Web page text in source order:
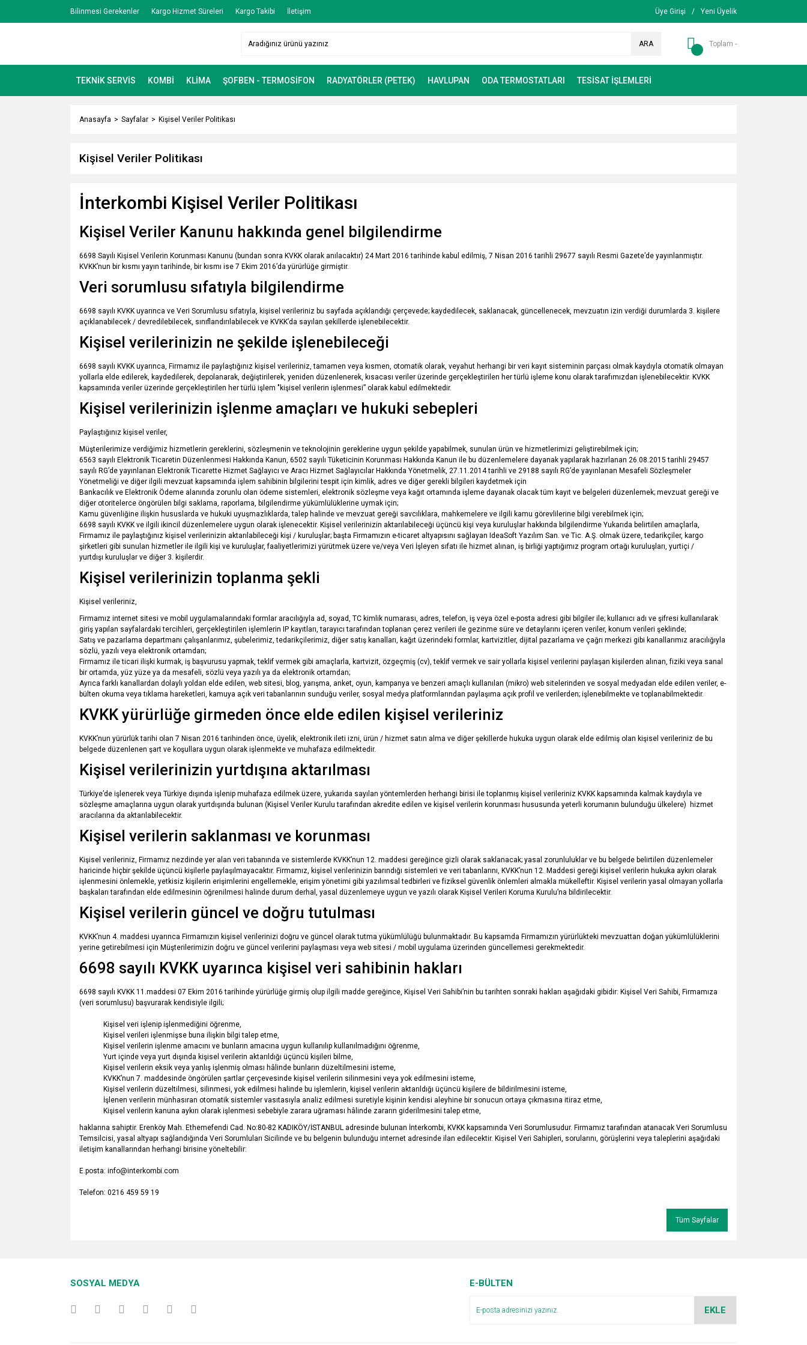
Bilinmesi Gerekenler Kargo Hizmet Süreleri Kargo Takibi İletişim Üye Girişi / Yeni Üyelik
ARA Toplam -
TEKNİK SERVİS KOMBİ KLİMA ŞOFBEN - TERMOSİFON RADYATÖRLER (PETEK) HAVLUPAN ODA TERMOSTATLARI TESİSAT İŞLEMLERİ
Anasayfa Sayfalar Kişisel Veriler Politikası
Kişisel Veriler Politikası
İnterkombi Kişisel Veriler Politikası
Kişisel Veriler Kanunu hakkında genel bilgilendirme
6698 Sayılı Kişisel Verilerin Korunması Kanunu (bundan sonra KVKK olarak anılacaktır) 24 Mart 2016 tarihinde kabul edilmiş, 7 Nisan 2016 tarihli 29677 sayılı Resmi Gazete’de yayınlanmıştır.
KVKK’nun bir kısmı yayın tarihinde, bir kısmı ise 7 Ekim 2016’da yürürlüğe girmiştir.
Veri sorumlusu sıfatıyla bilgilendirme
6698 sayılı KVKK uyarınca ve Veri Sorumlusu sıfatıyla, kişisel verileriniz bu sayfada açıklandığı çerçevede; kaydedilecek, saklanacak, güncellenecek, mevzuatın izin verdiği durumlarda 3. kişilere
açıklanabilecek / devredilebilecek, sınıflandırılabilecek ve KVKK’da sayılan şekillerde işlenebilecektir.
Kişisel verilerinizin ne şekilde işlenebileceği
6698 sayılı KVKK uyarınca, Firmamız ile paylaştığınız kişisel verileriniz, tamamen veya kısmen, otomatik olarak, veyahut herhangi bir veri kayıt sisteminin parçası olmak kaydıyla otomatik olmayan
yollarla elde edilerek, kaydedilerek, depolanarak, değiştirilerek, yeniden düzenlenerek, kısacası veriler üzerinde gerçekleştirilen her türlü işleme konu olarak tarafımızdan işlenebilecektir. KVKK
kapsamında veriler üzerinde gerçekleştirilen her türlü işlem "kişisel verilerin işlenmesi” olarak kabul edilmektedir.
Kişisel verilerinizin işlenme amaçları ve hukuki sebepleri
Paylaştığınız kişisel veriler,
Müşterilerimize verdiğimiz hizmetlerin gereklerini, sözleşmenin ve teknolojinin gereklerine uygun şekilde yapabilmek, sunulan ürün ve hizmetlerimizi geliştirebilmek için;
6563 sayılı Elektronik Ticaretin Düzenlenmesi Hakkında Kanun, 6502 sayılı Tüketicinin Korunması Hakkında Kanun ile bu düzenlemelere dayanak yapılarak hazırlanan 26.08.2015 tarihli 29457
sayılı RG’de yayınlanan Elektronik Ticarette Hizmet Sağlayıcı ve Aracı Hizmet Sağlayıcılar Hakkında Yönetmelik, 27.11.2014 tarihli ve 29188 sayılı RG’de yayınlanan Mesafeli Sözleşmeler
Yönetmeliği ve diğer ilgili mevzuat kapsamında işlem sahibinin bilgilerini tespit için kimlik, adres ve diğer gerekli bilgileri kaydetmek için
Bankacılık ve Elektronik Ödeme alanında zorunlu olan ödeme sistemleri, elektronik sözleşme veya kağıt ortamında işleme dayanak olacak tüm kayıt ve belgeleri düzenlemek; mevzuat gereği ve
diğer otoritelerce öngörülen bilgi saklama, raporlama, bilgilendirme yükümlülüklerine uymak için;
Kamu güvenliğine ilişkin hususlarda ve hukuki uyuşmazlıklarda, talep halinde ve mevzuat gereği savcılıklara, mahkemelere ve ilgili kamu görevlilerine bilgi verebilmek için;
6698 sayılı KVKK ve ilgili ikincil düzenlemelere uygun olarak işlenecektir. Kişisel verilerinizin aktarılabileceği üçüncü kişi veya kuruluşlar hakkında bilgilendirme Yukarıda belirtilen amaçlarla,
Firmamız ile paylaştığınız kişisel verilerinizin aktarılabileceği kişi / kuruluşlar; başta Firmamızın e-ticaret altyapısını sağlayan IdeaSoft Yazılım San. ve Tic. A.Ş. olmak üzere, tedarikçiler, kargo
şirketleri gibi sunulan hizmetler ile ilgili kişi ve kuruluşlar, faaliyetlerimizi yürütmek üzere ve/veya Veri İşleyen sıfatı ile hizmet alınan, iş birliği yaptığımız program ortağı kuruluşları, yurtiçi /
yurtdışı kuruluşlar ve diğer 3. kişilerdir.
Kişisel verilerinizin toplanma şekli
Kişisel verileriniz,
Firmamız internet sitesi ve mobil uygulamalarındaki formlar aracılığıyla ad, soyad, TC kimlik numarası, adres, telefon, iş veya özel e-posta adresi gibi bilgiler ile; kullanıcı adı ve şifresi kullanılarak
giriş yapılan sayfalardaki tercihleri, gerçekleştirilen işlemlerin IP kayıtları, tarayıcı tarafından toplanan çerez verileri ile gezinme süre ve detaylarını içeren veriler, konum verileri şeklinde;
Satış ve pazarlama departmanı çalışanlarımız, şubelerimiz, tedarikçilerimiz, diğer satış kanalları, kağıt üzerindeki formlar, kartvizitler, dijital pazarlama ve çağrı merkezi gibi kanallarımız aracılığıyla
sözlü, yazılı veya elektronik ortamdan;
Firmamız ile ticari ilişki kurmak, iş başvurusu yapmak, teklif vermek gibi amaçlarla, kartvizit, özgeçmiş (cv), teklif vermek ve sair yollarla kişisel verilerini paylaşan kişilerden alınan, fiziki veya sanal
bir ortamda, yüz yüze ya da mesafeli, sözlü veya yazılı ya da elektronik ortamdan;
Ayrıca farklı kanallardan dolaylı yoldan elde edilen, web sitesi, blog, yarışma, anket, oyun, kampanya ve benzeri amaçlı kullanılan (mikro) web sitelerinden ve sosyal medyadan elde edilen veriler, e-
bülten okuma veya tıklama hareketleri, kamuya açık veri tabanlarının sunduğu veriler, sosyal medya platformlarından paylaşıma açık profil ve verilerden; işlenebilmekte ve toplanabilmektedir.
KVKK yürürlüğe girmeden önce elde edilen kişisel verileriniz
KVKK’nun yürürlük tarihi olan 7 Nisan 2016 tarihinden önce, üyelik, elektronik ileti izni, ürün / hizmet satın alma ve diğer şekillerde hukuka uygun olarak elde edilmiş olan kişisel verileriniz de bu
belgede düzenlenen şart ve koşullara uygun olarak işlenmekte ve muhafaza edilmektedir.
Kişisel verilerinizin yurtdışına aktarılması
Türkiye’de işlenerek veya Türkiye dışında işlenip muhafaza edilmek üzere, yukarıda sayılan yöntemlerden herhangi birisi ile toplanmış kişisel verileriniz KVKK kapsamında kalmak kaydıyla ve
sözleşme amaçlarına uygun olarak yurtdışında bulunan (Kişisel Veriler Kurulu tarafından akredite edilen ve kişisel verilerin korunması hususunda yeterli korumanın bulunduğu ülkelere) hizmet
aracılarına da aktarılabilecektir.
Kişisel verilerin saklanması ve korunması
Kişisel verileriniz, Firmamız nezdinde yer alan veri tabanında ve sistemlerde KVKK’nun 12. maddesi gereğince gizli olarak saklanacak; yasal zorunluluklar ve bu belgede belirtilen düzenlemeler
haricinde hiçbir şekilde üçüncü kişilerle paylaşılmayacaktır. Firmamız, kişisel verilerinizin barındığı sistemleri ve veri tabanlarını, KVKK’nun 12. Maddesi gereği kişisel verilerin hukuka aykırı olarak
işlenmesini önlemekle, yetkisiz kişilerin erişimlerini engellemekle, erişim yönetimi gibi yazılımsal tedbirleri ve fiziksel güvenlik önlemleri almakla mükelleftir. Kişisel verilerin yasal olmayan yollarla
başkaları tarafından elde edilmesinin öğrenilmesi halinde durum derhal, yasal düzenlemeye uygun ve yazılı olarak Kişisel Verileri Koruma Kurulu’na bildirilecektir.
Kişisel verilerin güncel ve doğru tutulması
KVKK’nun 4. maddesi uyarınca Firmamızın kişisel verilerinizi doğru ve güncel olarak tutma yükümlülüğü bulunmaktadır. Bu kapsamda Firmamızın yürürlükteki mevzuattan doğan yükümlülüklerini
yerine getirebilmesi için Müşterilerimizin doğru ve güncel verilerini paylaşması veya web sitesi / mobil uygulama üzerinden güncellemesi gerekmektedir.
6698 sayılı KVKK uyarınca kişisel veri sahibinin hakları
6698 sayılı KVKK 11.maddesi 07 Ekim 2016 tarihinde yürürlüğe girmiş olup ilgili madde gereğince, Kişisel Veri Sahibi’nin bu tarihten sonraki hakları aşağıdaki gibidir: Kişisel Veri Sahibi, Firmamıza
(veri sorumlusu) başvurarak kendisiyle ilgili;
Kişisel veri işlenip işlenmediğini öğrenme,
Kişisel verileri işlenmişse buna ilişkin bilgi talep etme,
Kişisel verilerin işlenme amacını ve bunların amacına uygun kullanılıp kullanılmadığını öğrenme,
Yurt içinde veya yurt dışında kişisel verilerin aktarıldığı üçüncü kişileri bilme,
Kişisel verilerin eksik veya yanlış işlenmiş olması hâlinde bunların düzeltilmesini isteme,
KVKK’nun 7. maddesinde öngörülen şartlar çerçevesinde kişisel verilerin silinmesini veya yok edilmesini isteme,
Kişisel verilerin düzeltilmesi, silinmesi, yok edilmesi halinde bu işlemlerin, kişisel verilerin aktarıldığı üçüncü kişilere de bildirilmesini isteme,
İşlenen verilerin münhasıran otomatik sistemler vasıtasıyla analiz edilmesi suretiyle kişinin kendisi aleyhine bir sonucun ortaya çıkmasına itiraz etme,
Kişisel verilerin kanuna aykırı olarak işlenmesi sebebiyle zarara uğraması hâlinde zararın giderilmesini talep etme,
haklarına sahiptir. Erenköy Mah. Ethemefendi Cad. No:80-82 KADIKÖY/İSTANBUL adresinde bulunan İnterkombi, KVKK kapsamında Veri Sorumlusudur. Firmamız tarafından atanacak Veri Sorumlusu
Temsilcisi, yasal altyapı sağlandığında Veri Sorumluları Sicilinde ve bu belgenin bulunduğu internet adresinde ilan edilecektir. Kişisel Veri Sahipleri, sorularını, görüşlerini veya taleplerini aşağıdaki
iletişim kanallarından herhangi birisine yöneltebilir:
E.posta: info@interkombi.com
Telefon: 0216 459 59 19
Tüm Sayfalar
SOSYAL MEDYA E-BÜLTEN
EKLE